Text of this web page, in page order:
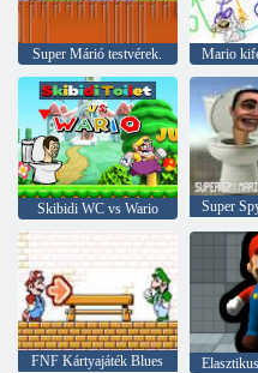
Super Márió testvérek.
Skibidi WC vs Wario
FNF Kártyajáték Blues